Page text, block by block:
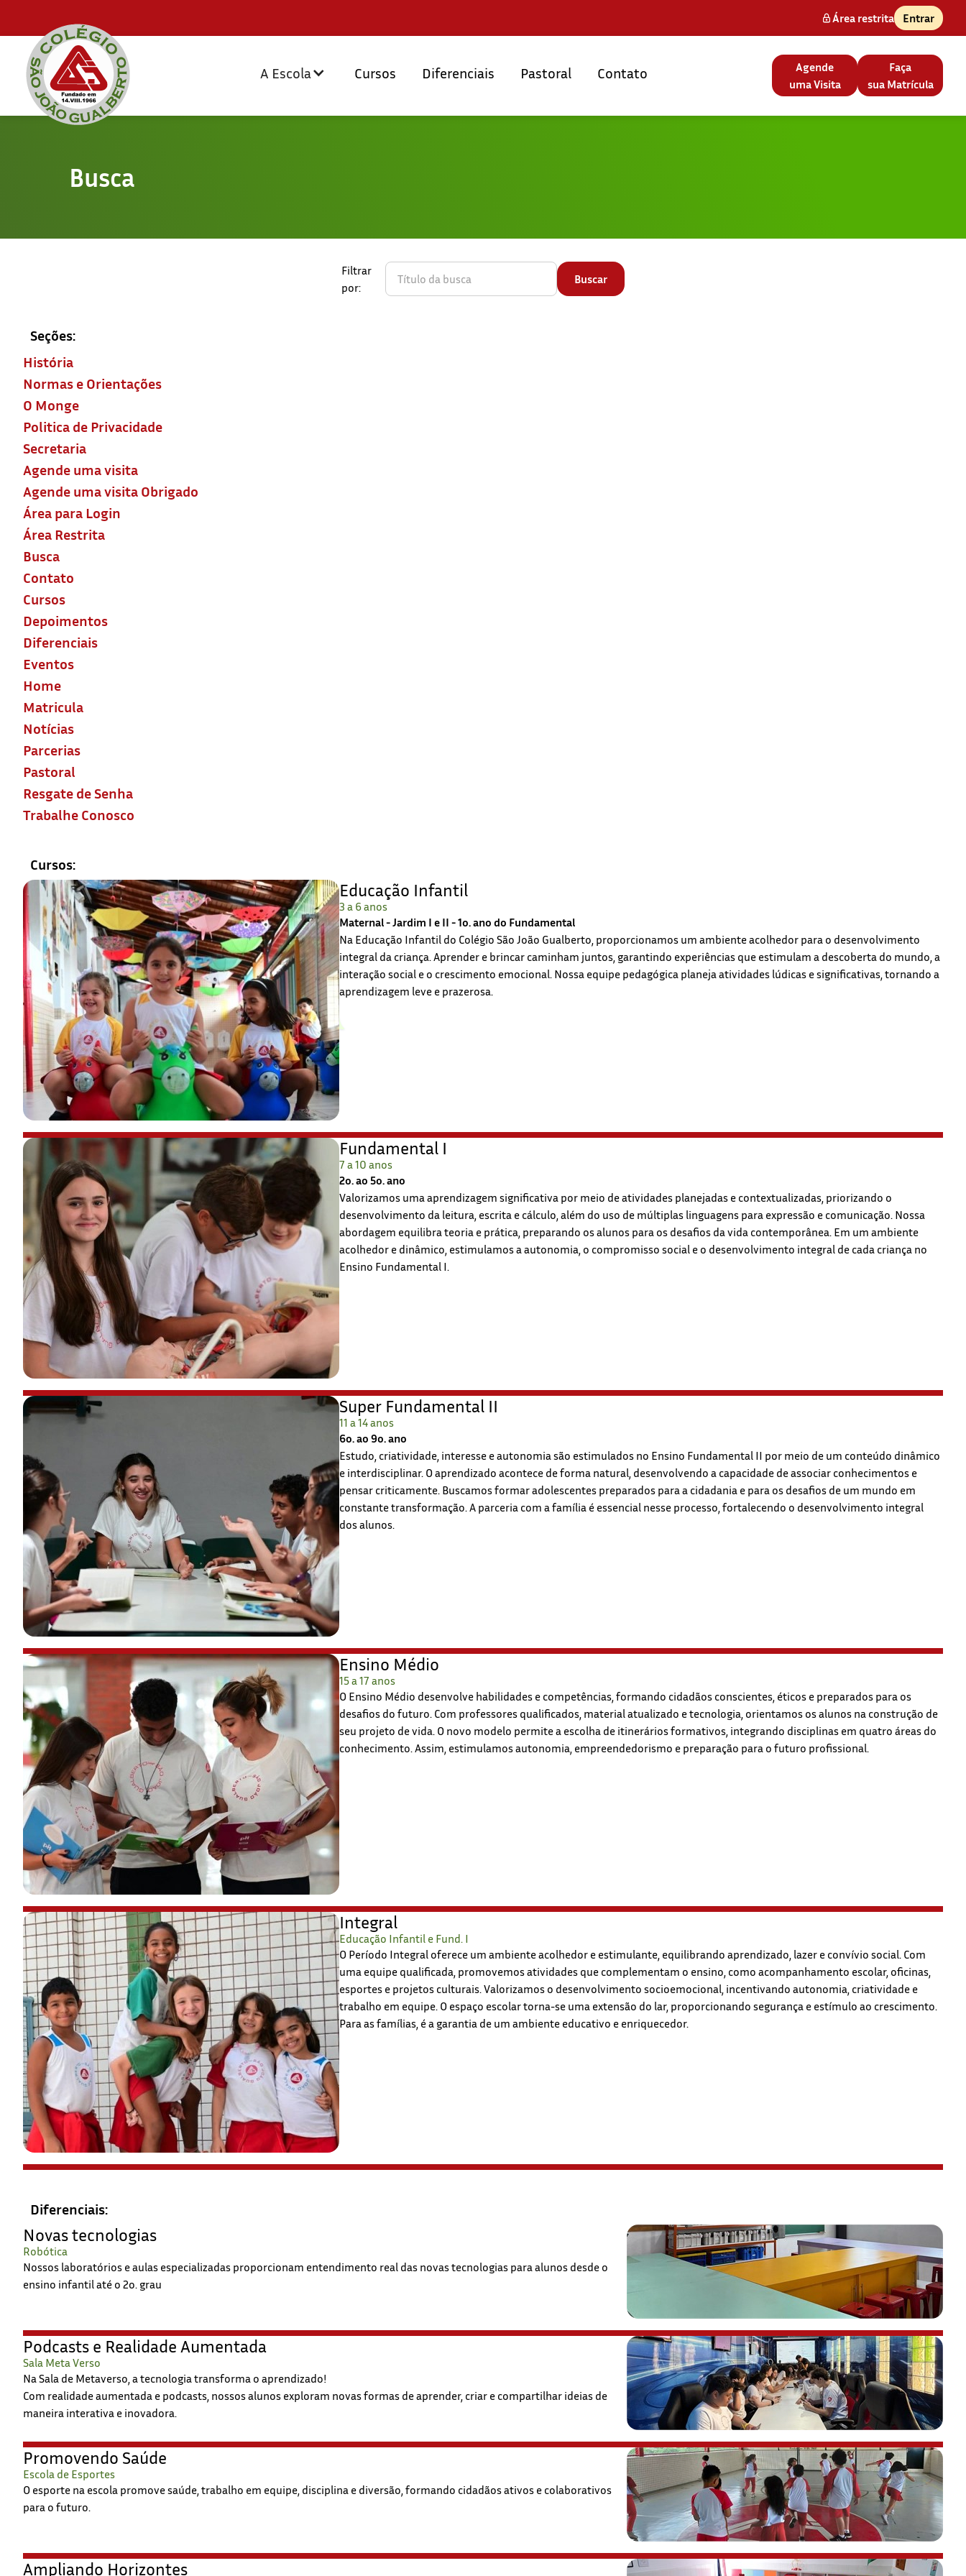
Área restrita Entrar
A Escola Cursos Diferenciais Pastoral Contato
Agende
uma Visita
Faça
sua Matrícula
Busca
Filtrar
por:
Seções:
História
Normas e Orientações
O Monge
Politica de Privacidade
Secretaria
Agende uma visita
Agende uma visita Obrigado
Área para Login
Área Restrita
Busca
Contato
Cursos
Depoimentos
Diferenciais
Eventos
Home
Matricula
Notícias
Parcerias
Pastoral
Resgate de Senha
Trabalhe Conosco
Cursos:
Educação Infantil
3 a 6 anos
Maternal - Jardim I e II - 1o. ano do Fundamental
Na Educação Infantil do Colégio São João Gualberto, proporcionamos um ambiente acolhedor para o desenvolvimento
integral da criança. Aprender e brincar caminham juntos, garantindo experiências que estimulam a descoberta do mundo, a
interação social e o crescimento emocional. Nossa equipe pedagógica planeja atividades lúdicas e significativas, tornando a
aprendizagem leve e prazerosa.
Fundamental I
7 a 10 anos
2o. ao 5o. ano
Valorizamos uma aprendizagem significativa por meio de atividades planejadas e contextualizadas, priorizando o
desenvolvimento da leitura, escrita e cálculo, além do uso de múltiplas linguagens para expressão e comunicação. Nossa
abordagem equilibra teoria e prática, preparando os alunos para os desafios da vida contemporânea. Em um ambiente
acolhedor e dinâmico, estimulamos a autonomia, o compromisso social e o desenvolvimento integral de cada criança no
Ensino Fundamental I.
Super Fundamental II
11 a 14 anos
6o. ao 9o. ano
Estudo, criatividade, interesse e autonomia são estimulados no Ensino Fundamental II por meio de um conteúdo dinâmico
e interdisciplinar. O aprendizado acontece de forma natural, desenvolvendo a capacidade de associar conhecimentos e
pensar criticamente. Buscamos formar adolescentes preparados para a cidadania e para os desafios de um mundo em
constante transformação. A parceria com a família é essencial nesse processo, fortalecendo o desenvolvimento integral
dos alunos.
Ensino Médio
15 a 17 anos
O Ensino Médio desenvolve habilidades e competências, formando cidadãos conscientes, éticos e preparados para os
desafios do futuro. Com professores qualificados, material atualizado e tecnologia, orientamos os alunos na construção de
seu projeto de vida. O novo modelo permite a escolha de itinerários formativos, integrando disciplinas em quatro áreas do
conhecimento. Assim, estimulamos autonomia, empreendedorismo e preparação para o futuro profissional.
Integral
Educação Infantil e Fund. I
O Período Integral oferece um ambiente acolhedor e estimulante, equilibrando aprendizado, lazer e convívio social. Com
uma equipe qualificada, promovemos atividades que complementam o ensino, como acompanhamento escolar, oficinas,
esportes e projetos culturais. Valorizamos o desenvolvimento socioemocional, incentivando autonomia, criatividade e
trabalho em equipe. O espaço escolar torna-se uma extensão do lar, proporcionando segurança e estímulo ao crescimento.
Para as famílias, é a garantia de um ambiente educativo e enriquecedor.
Diferenciais:
Novas tecnologias
Robótica
Nossos laboratórios e aulas especializadas proporcionam entendimento real das novas tecnologias para alunos desde o
ensino infantil até o 2o. grau
Podcasts e Realidade Aumentada
Sala Meta Verso
Na Sala de Metaverso, a tecnologia transforma o aprendizado!
Com realidade aumentada e podcasts, nossos alunos exploram novas formas de aprender, criar e compartilhar ideias de
maneira interativa e inovadora.
Promovendo Saúde
Escola de Esportes
O esporte na escola promove saúde, trabalho em equipe, disciplina e diversão, formando cidadãos ativos e colaborativos
para o futuro.
Ampliando Horizontes